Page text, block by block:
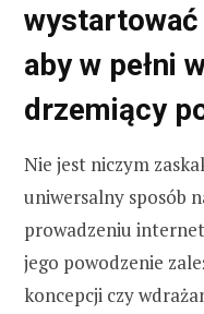
wystartować
aby w pełni
drzemiący
Nie jest niczym
uniwersalny sposób
prowadzeniu
jego powodzenie
koncepcji czy